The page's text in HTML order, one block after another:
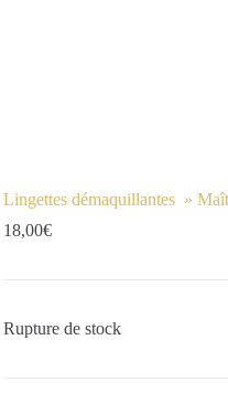
Lingettes démaquillantes »
18,00€
Rupture de stock